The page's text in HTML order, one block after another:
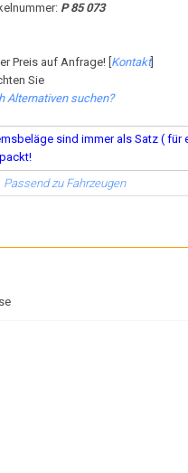
P 85 073
Preis auf Anfrage! [ Kontakt]
Sie
Alternativen suchen?
sind immer als Satz ( für
Passend zu Fahrzeugen